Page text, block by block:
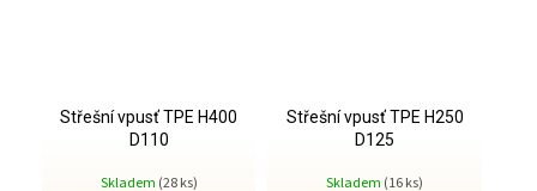
Střešní vpusť TPE H400
D110
Skladem (28 ks)
Střešní vpusť TPE H250
D125
Skladem (16 ks)